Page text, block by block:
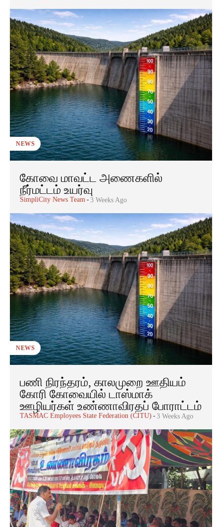
NEWS
கோவை மாவட்ட அணைகளில்
நீர்மட்டம் உயர்வு
SimpliCity News Team - 3 Weeks Ago
NEWS
பணி நிரந்தரம், காலமுறை ஊதியம்
கோரி கோவையில் டாஸ்மாக்
ஊழியர்கள் உண்ணாவிரதப் போராட்டம்
TASMAC Employees State Federation (CITU) - 3 Weeks Ago